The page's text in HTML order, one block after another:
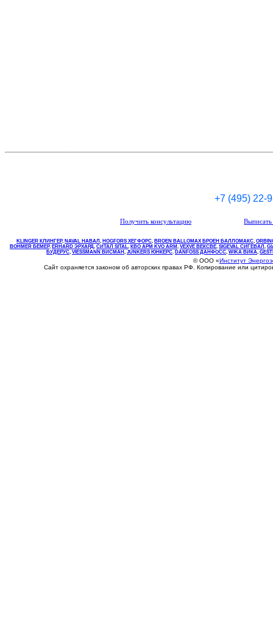
+7 (495) 22-
Получить консультацию
KLINGER КЛИНГЕР, NAVAL НАВАЛ , НOGFORS ХЕГФОРС, BROEN BALLOMAX БРОЕН БАЛЛОМАКС,
BOHMER БЕМЕР, ERHARD ЭРХАРД, СИТАЛ SITAL, КВО АРМ KVO ARM, VEXVE ВЕКСВЕ, SIGEVAL СИГЕВАЛ ,
БУДЕРУС, VIESSMANN ВИСМАН , JUNKERS ЮНКЕРС. DANFOSS ДАНФОСС, WIKA ВИКА,
© ООО «Институт
Сайт охраняется законом об авторских правах РФ. Копирование или